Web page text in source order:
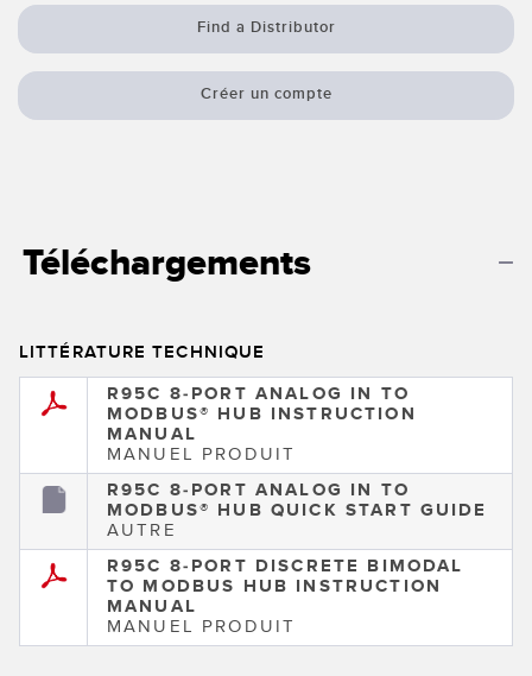
Capteurs d’aide au choix
Capteurs de température
Capteurs de détection de zone
ACCESSOIRES
ACCESSORIES
Converters
LOGICIELS
Banner Measurement Sensor Software
Logiciel de configuration de capteur sans fil
LIENS CONNEXES
Find a Distributor
Créer un compte
Téléchargements
LITTÉRATURE TECHNIQUE
R95C 8-PORT ANALOG IN TO
MODBUS® HUB INSTRUCTION
MANUAL
MANUEL PRODUIT
R95C 8-PORT ANALOG IN TO
MODBUS® HUB QUICK START GUIDE
AUTRE
R95C 8-PORT DISCRETE BIMODAL
TO MODBUS HUB INSTRUCTION
MANUAL
MANUEL PRODUIT